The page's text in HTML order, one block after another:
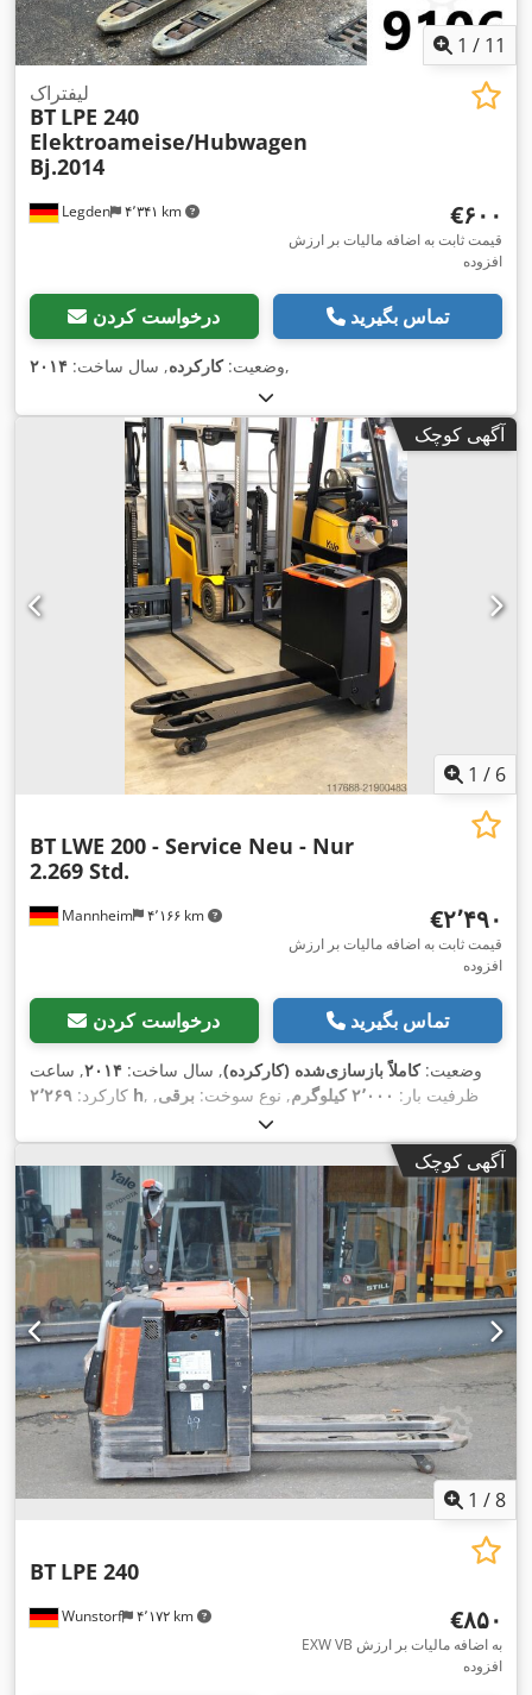
1 / 11
Legden ۴٬۳۴۱ km
لیفتراک
BT LPE 240
Elektroameise/Hubwagen
Bj.2014
‎€۶۰۰
قیمت ثابت به اضافه مالیات بر ارزش
افزوده
درخواست کردن تماس بگیرید
وضعیت:کارکرده, سال ساخت: ۲۰۱۴ ,
آگهی کوچک
1 / 6
Mannheim ۴٬۱۶۶ km
BT LWE 200 - Service Neu - Nur
2.269 Std.
‎€۲٬۴۹۰
قیمت ثابت به اضافه مالیات بر ارزش
افزوده
درخواست کردن تماس بگیرید
وضعیت:کاملاً بازسازی‌شده (کارکرده), سال ساخت: ۲۰۱۴, ساعت
کارکرد: ۲٬۲۶۹ h , ظرفیت بار: ۲٬۰۰۰ کیلوگرم , نوع سوخت: برقی,
سیمپلکس
آگهی کوچک
1 /8
Wunstorf ۴٬۱۷۲ km
BT LPE 240
‎€۸۵۰
EXW VB به اضافه مالیات بر ارزش
افزوده